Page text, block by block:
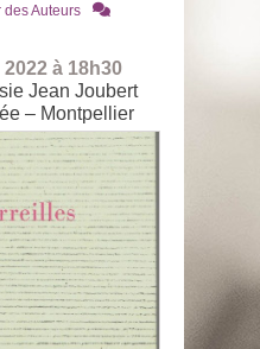
des Auteurs
à 18h30
Jean Joubert
– Montpellier